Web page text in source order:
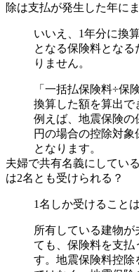
除は支払が発生した年に
いいえ、1年分に換
となる保険料とな
りません。
「一括払保険料÷保
換算した額を算出で
例えば、地震保険の
円の場合の控除対象
となります。
夫婦で共有名義にしてい
は2名とも受けられる？
1名しか受けること
所有している建物
ても、保険料を支払
す。地震保険料控除